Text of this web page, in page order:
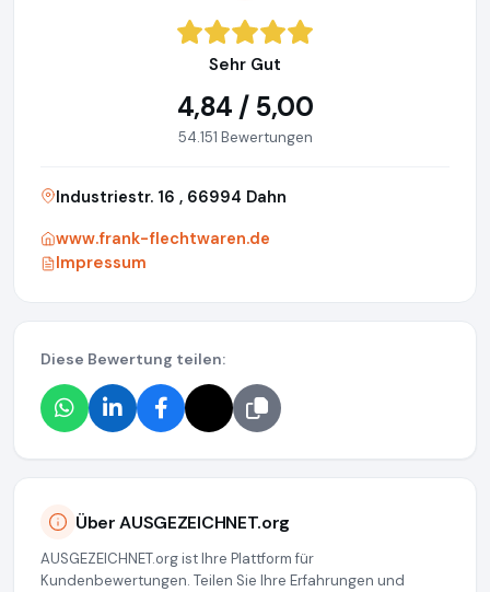
Sehr Gut
4,84 / 5,00
54.151 Bewertungen
Industriestr. 16 , 66994 Dahn
www.frank-flechtwaren.de
Impressum
Diese Bewertung teilen:
Über AUSGEZEICHNET.org
AUSGEZEICHNET.org ist Ihre Plattform für
Kundenbewertungen. Teilen Sie Ihre Erfahrungen und